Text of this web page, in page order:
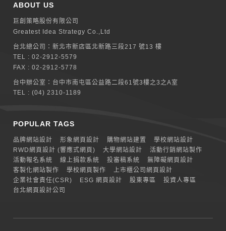
ABOUT US
巨創策略股份有限公司
Greatest Idea Strategy Co.,Ltd
台北總公司：新北巿新店區北新路三段217 號13 樓
TEL :02-2912-5579
FAX : 02-2912-5778
台中辦公室： 台中市南屯區公益路二段61號3樓之3之A室
TEL :(04) 2310-1189
POPULAR TAGS
品牌網站設計 形象網頁設計 購物網站建置
學校網站設計
RWD網頁設計 (響應式網頁)
大學網站設計
活動行銷網站製作
活動報名系統
線上捐款系統 投審稿系統
無障礙網頁設計
客製化網站製作
學校網頁製作
上市櫃公司網頁設計
企業社會責任(CSR)
ESG 網頁設計 股東專區
投資人專區
台北網頁設計公司